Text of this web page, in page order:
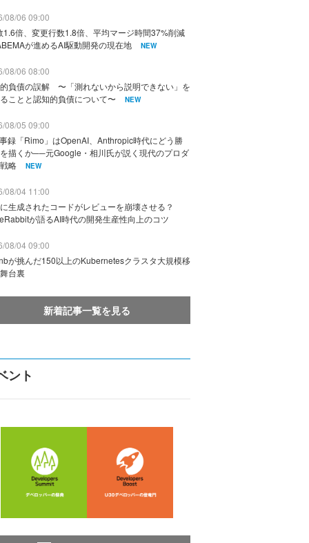
08/06 09:00
1.6倍、変更行数1.8倍、平均マージ時間37%削減
が進めるAI駆動開発の現在地
NEW
08/06 08:00
負債の誤解 〜「測れないから説明できない」を
ことと認知的負債について〜
NEW
08/05 09:00
録「Rimo」はOpenAI、Anthropic時代にどう勝
描くか──元Google・相川氏が説く現代のプロダ
略
NEW
08/04 11:00
生成されたコードがレビューを崩壊させる？
が語るAI時代の開発生産性向上のコツ
08/04 09:00
が挑んだ150以上のKubernetesクラスタ大規模移
台裏
新着記事一覧を見る
ント